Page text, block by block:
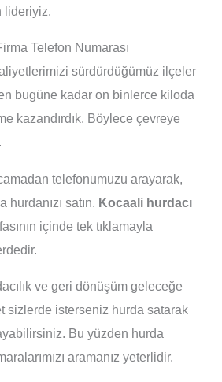
lideriyiz.
Telefon Numarası
sürdürdüğümüz ilçeler
bugüne kadar on binlerce kiloda
kazandırdık. Böylece çevreye
telefonumuzu arayarak,
satın. Kocaali hurdacı
içinde tek tıklamayla
ve geri dönüşüm geleceğe
sizlerde isterseniz hurda satarak
Bu yüzden hurda
aramanız yeterlidir.